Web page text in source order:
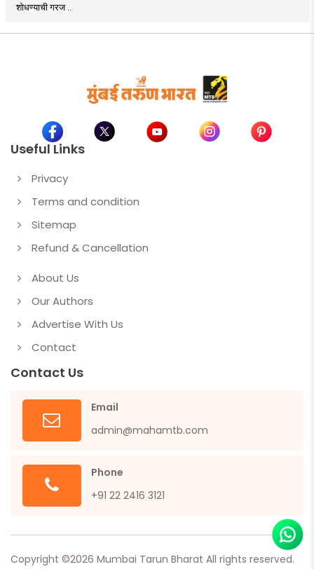
शोधण्याची गरज ..
Useful Links
Privacy
Terms and condition
Sitemap
Refund & Cancellation
About Us
Our Authors
Advertise With Us
Contact
Contact Us
Email
admin@mahamtb.com
Phone
+91 22 2416 3121
Copyright ©2026 Mumbai Tarun Bharat All rights reserved.